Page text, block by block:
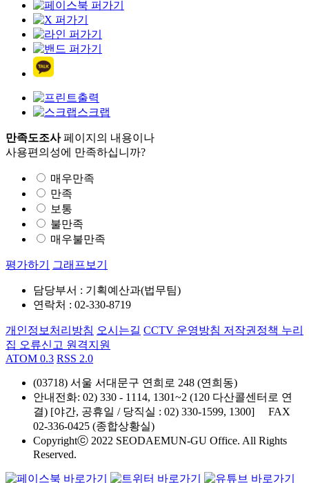
출력
스크랩
만족도조사페이지의 내용이나
사용편의성에 만족하십니까?
매우만족
만족
보통
불만족
매우불만족
평가하기 그래프보기
담당부서 : 기획예산과(법무팀)
연락처 : 02-330-8719
개인정보처리방침 오시는길 CCTV 운영방침 저작권정책 누리
집 오류신고 원격지원
ATOM 0.3 RSS 2.0
(03718) 서울 서대문구 연희로 248 (연희동)
안내전화: 02) 330 - 1114, 1301~2 (120 다산콜센터로 연
결) [야간, 공휴일 / 당직실 : 02) 330-1599, 1300] FAX
02-336-0425 (종합상황실)
Copyrightⓒ 2022 SEODAEMUN-GU Office. All Rights
Reserved.